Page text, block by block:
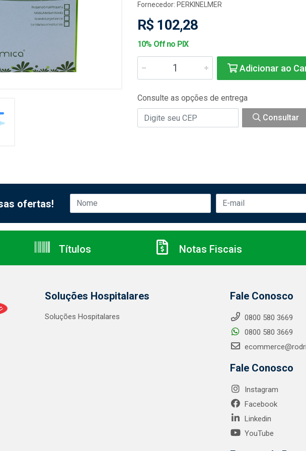
Fornecedor: PERKINELMER
R$ 102,28
10% Off no PIX
Adicionar ao
Consulte as opções de entrega
Consultar
ofertas!
Títulos Notas Fiscais
Soluções Hospitalares
Soluções Hospitalares
Fale Conosco
0800 580 3669
0800 580 3669
Fale Conosco
Instagram
Facebook
Linkedin
YouTube